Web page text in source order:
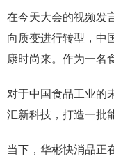
在今天大会的视频发
向质变进行转型，中
康时尚来。作为一名
对于中国食品工业的
汇新科技，打造一批
当下，华彬快消品正